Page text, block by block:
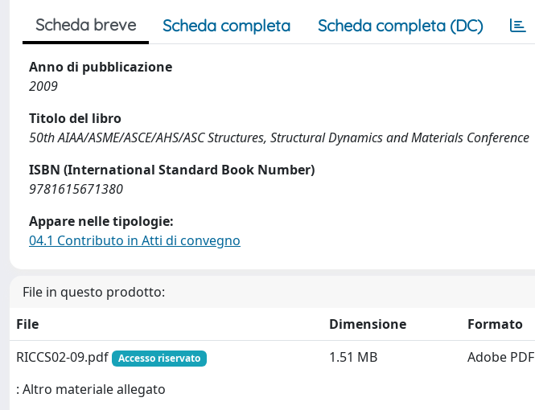
Scheda breve Scheda completa Scheda completa (DC)
Anno di pubblicazione
2009
Titolo del libro
50th AIAA/ASME/ASCE/AHS/ASC Structures, Structural Dynamics and Materials Conference
ISBN (International Standard Book Number)
9781615671380
Appare nelle tipologie:
04.1 Contributo in Atti di convegno
File in questo prodotto:
File
Dimensione
Formato
RICCS02-09.pdf
Accesso riservato
: Altro materiale allegato
1.51 MB Adobe PDF